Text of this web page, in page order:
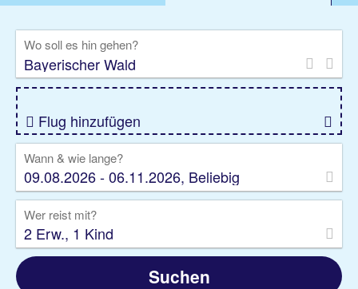
Rundreise
Kreuzfahrt
Gruppenreise
Camper Privattransfer
Wo soll es hin gehen?
Flug hinzufügen
Wann & wie lange?
09.08.2026 - 06.11.2026, Beliebig
Wer reist mit?
2 Erw., 1 Kind
Suchen